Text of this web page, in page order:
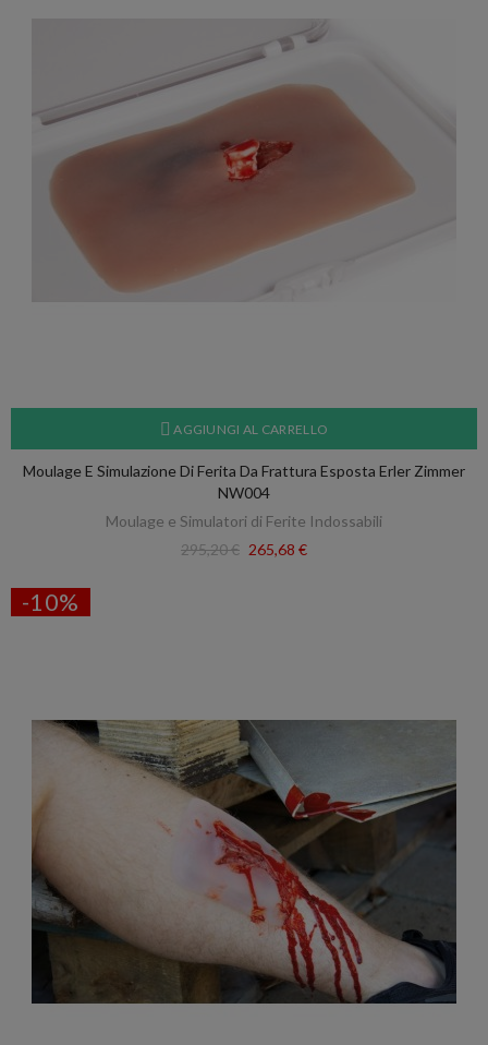
AGGIUNGI AL CARRELLO
Moulage E Simulazione Di Ferita Da Frattura Esposta Erler Zimmer
NW004
Moulage e Simulatori di Ferite Indossabili
295,20 € 265,68 €
-10%